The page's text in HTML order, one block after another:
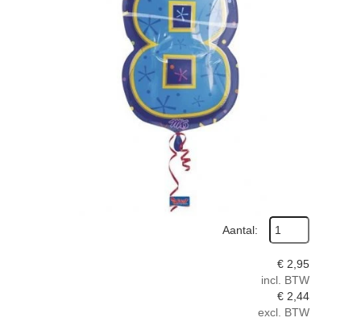
Aantal:
€ 2,95
incl. BTW
€ 2,44
excl. BTW